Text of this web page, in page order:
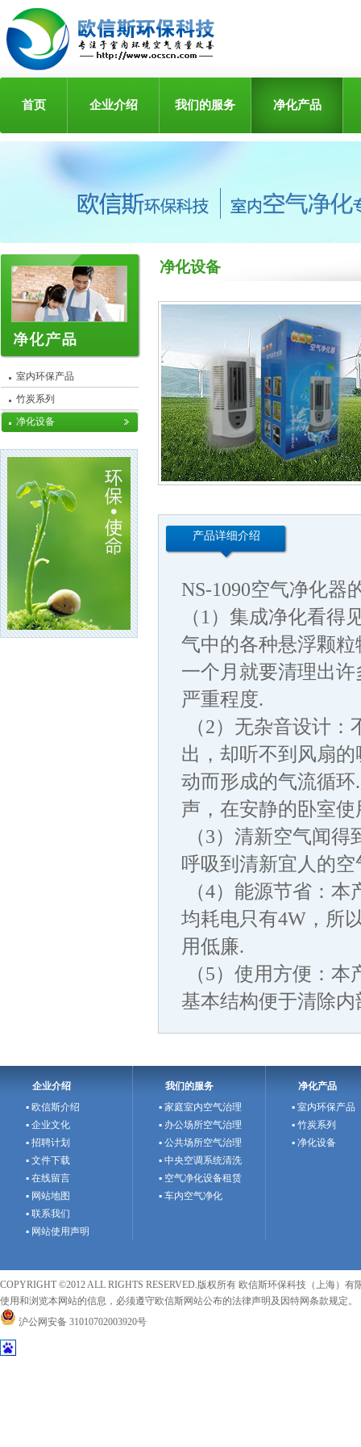
首页 企业介绍 我们的服务 净化产品
室内环保产品
竹炭系列
净化设备
净化设备
产品详细介绍
NS-1090空气净化器
（1）集成净化看
气中的各种悬浮颗
一个月就要清理出
严重程度.
（2）无杂音设计
出，却听不到风扇
动而形成的气流循
声，在安静的卧室使
（3）清新空气闻
呼吸到清新宜人的
（4）能源节省：
均耗电只有4W，所
用低廉.
（5）使用方便：
基本结构便于清除
企业介绍
▪ 欧信斯介绍
▪ 企业文化
▪ 招聘计划
▪ 文件下载
▪ 在线留言
▪ 网站地图
▪ 联系我们
▪ 网站使用声明
我们的服务
▪ 家庭室内空气治理
▪ 办公场所空气治理
▪ 公共场所空气治理
▪ 中央空调系统清洗
▪ 空气净化设备租赁
▪ 车内空气净化
净化产品
▪ 室内环保产品
▪ 竹炭系列
▪ 净化设备
COPYRIGHT ©2012 ALL RIGHTS RESERVED.版权所有 欧信斯环保科技（上海）有
使用和浏览本网站的信息，必须遵守欧信斯网站公布的法律声明及因特网条款规定。
沪公网安备 31010702003920号